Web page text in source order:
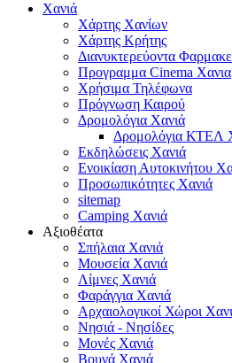
Χανιά
Χάρτης Χανίων
Χάρτης Κρήτης
Διανυκτερεύοντα
Προγραμμα Cinema Χανια
Χρήσιμα Τηλέφωνα
Πρόγνωση Καιρού
Δρομολόγια Χανιά
Δρομολόγια ΚΤΕΛ
Εκδηλώσεις Χανιά
Ενοικίαση Αυτοκινήτου
Προσωπικότητες Χανιά
sitemap
Camping Χανιά
Αξιοθέατα
Σπήλαια Χανιά
Μουσεία Χανιά
Λίμνες Χανιά
Φαράγγια Χανιά
Αρχαιολογικοί Χώροι
Νησιά - Νησίδες
Μονές Χανιά
Βουνά Χανιά